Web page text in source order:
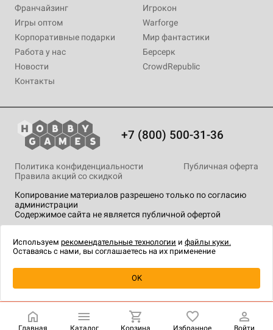
Уведомить о наличии
Франчайзинг
Игры оптом
Корпоративные подарки
Работа у нас
Новости
Контакты
Игрокон
Warforge
Мир фантастики
Берсерк
CrowdRepublic
+7 (800) 500-31-36
Копирование материалов разрешено только по согласию
администрации
Содержимое сайта не является публичной офертой
Политика конфиденциальности
Публичная оферта
Правила акций со скидкой
технологии.
Главная Каталог Корзина Избранное Войти
Используем рекомендательные технологии и файлы куки.
Оставаясь с нами, вы соглашаетесь на их применение
OK